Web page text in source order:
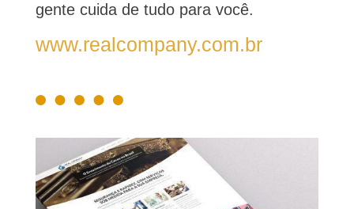
gente cuida de tudo para você.
www.realcompany.com.br